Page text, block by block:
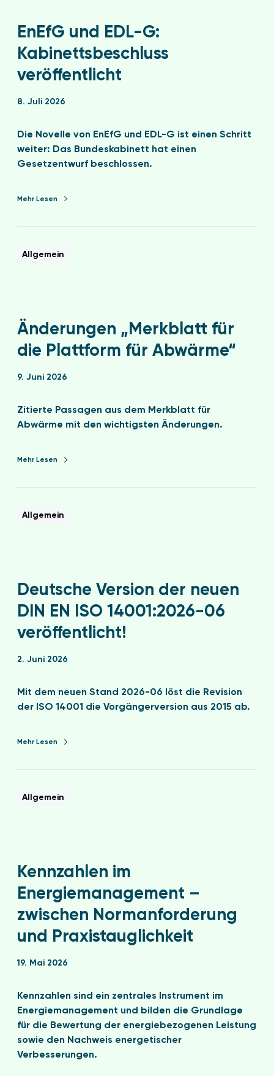
EnEfG und EDL-G:
Kabinettsbeschluss
veröffentlicht
8. Juli 2026
Die Novelle von EnEfG und EDL-G ist einen Schritt
weiter: Das Bundeskabinett hat einen
Gesetzentwurf beschlossen.
Mehr Lesen
Allgemein
Änderungen „Merkblatt für
die Plattform für Abwärme“
9. Juni 2026
Zitierte Passagen aus dem Merkblatt für
Abwärme mit den wichtigsten Änderungen.
Mehr Lesen
Allgemein
Deutsche Version der neuen
DIN EN ISO 14001:2026-06
veröffentlicht!
2. Juni 2026
Mit dem neuen Stand 2026-06 löst die Revision
der ISO 14001 die Vorgängerversion aus 2015 ab.
Mehr Lesen
Allgemein
Kennzahlen im
Energiemanagement –
zwischen Normanforderung
und Praxistauglichkeit
19. Mai 2026
Kennzahlen sind ein zentrales Instrument im
Energiemanagement und bilden die Grundlage
für die Bewertung der energiebezogenen Leistung
sowie den Nachweis energetischer
Verbesserungen.